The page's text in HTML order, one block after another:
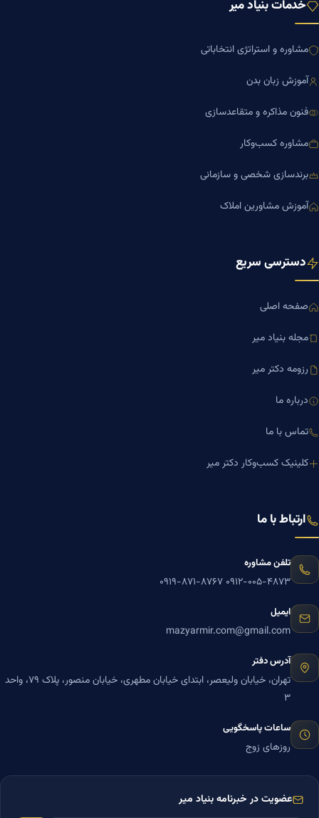
خدمات بنیاد میر
مشاوره و استراتژی انتخاباتی
آموزش زبان بدن
فنون مذاکره و متقاعدسازی
مشاوره کسب‌وکار
برندسازی شخصی و سازمانی
آموزش مشاورین املاک
دسترسی سریع
صفحه اصلی
مجله بنیاد میر
رزومه دکتر میر
درباره ما
تماس با ما
کلینیک کسب‌وکار دکتر میر
ارتباط با ما
تلفن مشاوره
۰۹۱۲-۰۰۵-۴۸۷۳ ۰۹۱۹-۸۷۱-۸۷۶۷
ایمیل
mazyarmir.com@gmail.com
آدرس دفتر
تهران، خیابان ولیعصر، ابتدای خیابان مطهری، خیابان منصور، پلاک ۷۹، واحد
۳
ساعات پاسخگویی
روزهای زوج
عضویت در خبرنامه بنیاد میر